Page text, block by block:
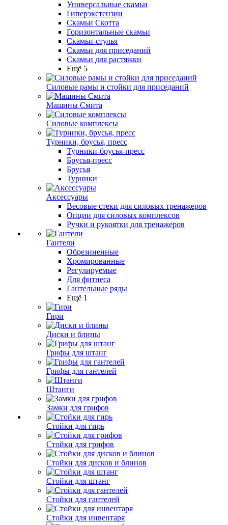
Универсальные скамьи
Гиперэкстензии
Скамьи Скотта
Горизонтальные скамьи
Скамьи-стулья
Скамьи для приседаний
Скамьи для растяжки
Ещё 5
Силовые рамы и стойки для приседаний
Машины Смита
Силовые комплексы
Турники, брусья, пресс
Турники-брусья-пресс
Брусья-пресс
Брусья
Турники
Аксессуары
Весовые стеки для силовых тренажеров
Опции для силовых комплексов
Ручки и рукоятки для тренажеров
Гантели
Обрезиненные
Хромированные
Регулируемые
Для фитнеса
Гантельные ряды
Ещё 1
Гири
Диски и блины
Грифы для штанг
Грифы для гантелей
Штанги
Замки для грифов
Стойки для гирь
Стойки для грифов
Стойки для дисков и блинов
Стойки для штанг
Стойки для гантелей
Стойки для инвентаря